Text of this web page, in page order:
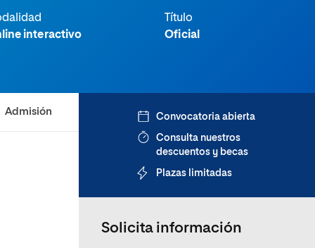
interactivo
Título
Oficial
Admisión Convocatoria abierta
Consulta nuestros
descuentos y becas
Plazas limitadas
Solicita información